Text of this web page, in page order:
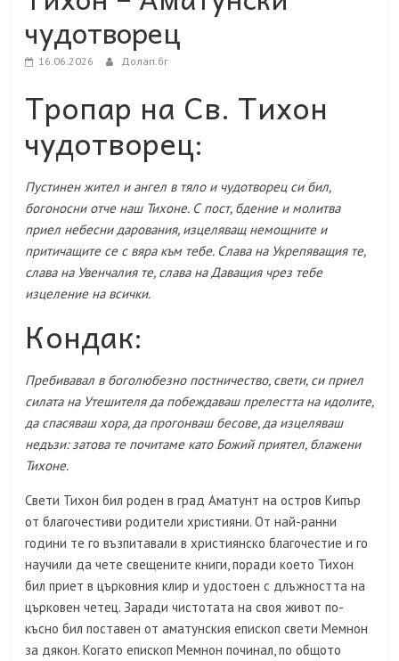
чудотворец
16.06.2026 Долап.бг
Тропар на Св. Тихон
чудотворец:
Пустинен жител и ангел в тяло и чудотворец си бил,
богоносни отче наш Тихоне. С пост, бдение и молитва
приел небесни дарования, изцеляващ немощните и
притичащите се с вяра към тебе. Слава на Укрепяващия те,
слава на Увенчалия те, слава на Даващия чрез тебе
изцеление на всички.
Кондак:
Пребивавал в боголюбезно постничество, свети, си приел
силата на Утешителя да побеждаваш прелестта на идолите,
да спасяваш хора, да прогонваш бесове, да изцеляваш
недъзи: затова те почитаме като Божий приятел, блажени
Тихоне.
Свети Тихон бил роден в град Аматунт на остров Кипър
от благочестиви родители християни. От най-ранни
години те го възпитавали в християнско благочестие и го
научили да чете свещените книги, поради което Тихон
бил приет в църковния клир и удостоен с длъжността на
църковен четец. Заради чистотата на своя живот по-
късно бил поставен от аматунския епископ свети Мемнон
за дякон. Когато епископ Мемнон починал, по общото